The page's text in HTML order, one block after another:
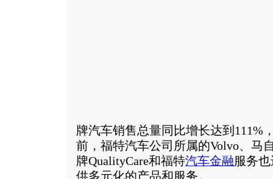
牌汽车销售总量同比增长达到111%
前，福特汽车公司所属的Volvo、马
牌QualityCare和福特汽车金融服务
供多元化的产品和服务。